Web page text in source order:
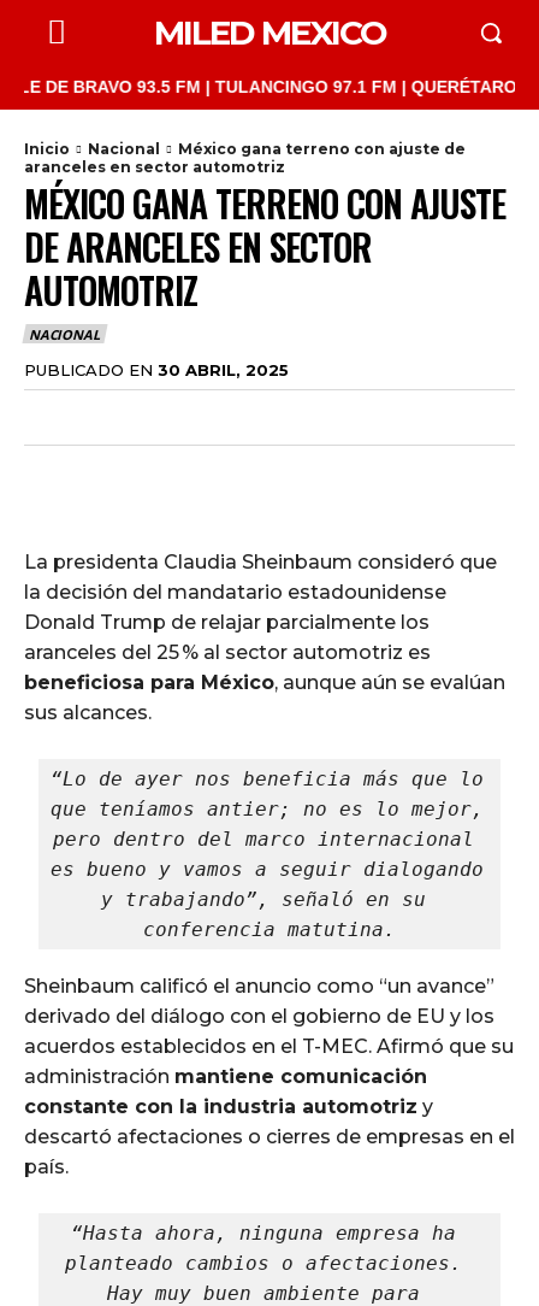
MILED MEXICO
BRAVO 93.5 FM | TULANCINGO 97.1 FM | QUERÉTARO
Inicio Nacional
México gana terreno con ajuste de
aranceles en sector automotriz
MÉXICO GANA TERRENO CON AJUSTE
DE ARANCELES EN SECTOR
AUTOMOTRIZ
NACIONAL
PUBLICADO EN 30 ABRIL, 2025
La presidenta Claudia Sheinbaum consideró que
la decisión del mandatario estadounidense
Donald Trump de relajar parcialmente los
aranceles del 25 % al sector automotriz es
beneficiosa para México, aunque aún se evalúan
sus alcances.
“Lo de ayer nos beneficia más que lo
que teníamos antier; no es lo mejor,
pero dentro del marco internacional
es bueno y vamos a seguir dialogando
y trabajando”, señaló en su
conferencia matutina.
Sheinbaum calificó el anuncio como “un avance”
derivado del diálogo con el gobierno de EU y los
acuerdos establecidos en el T-MEC. Afirmó que su
administración mantiene comunicación
constante con la industria automotriz y
descartó afectaciones o cierres de empresas en el
país.
“Hasta ahora, ninguna empresa ha
planteado cambios o afectaciones.
Hay muy buen ambiente para